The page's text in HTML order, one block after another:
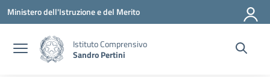
Vai ai contenuti
Vai al menu di navigazione
Vai al footer
Ministero dell'Istruzione e del Merito
Istituto Comprensivo
Sandro Pertini